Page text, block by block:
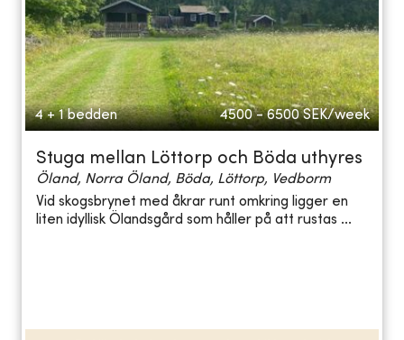
4 + 1 bedden 4500 - 6500 SEK/week
Stuga mellan Löttorp och Böda uthyres
Öland, Norra Öland, Böda, Löttorp, Vedborm
Vid skogsbrynet med åkrar runt omkring ligger en
liten idyllisk Ölandsgård som håller på att rustas ...